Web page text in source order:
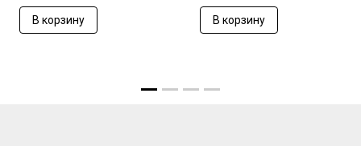
В корзину В корзину